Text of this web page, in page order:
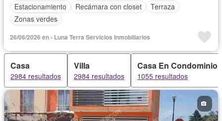
Estacionamiento
Recámara con closet
Terraza
Zonas verdes
26/06/2026 en - Luna Terra Servicios Inmobiliarios
Casa
2984 resultados
Villa
2984 resultados
Casa En Condominio
1055 resultados